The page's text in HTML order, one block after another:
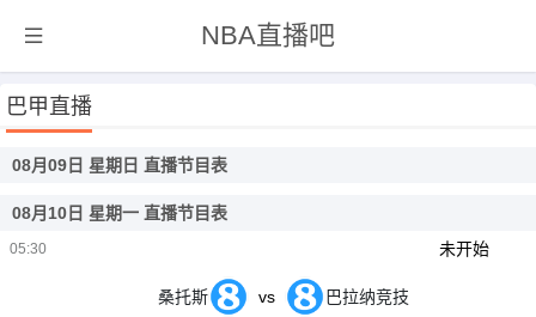
NBA直播吧
巴甲直播
08月09日 星期日 直播节目表
08月10日 星期一 直播节目表
05:30
桑托斯 vs 巴拉纳竞技
未开始